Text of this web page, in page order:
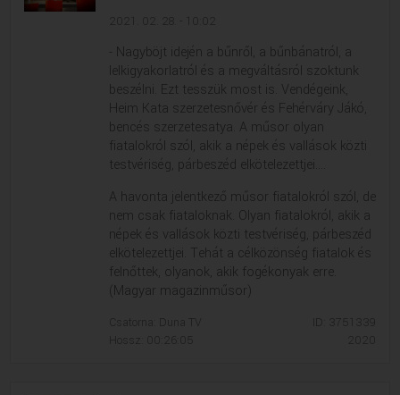
- Nagyböjt idején a bűnről, a bűnbánatról, a
lelkigyakorlatról és a megváltásról szoktunk
beszélni. Ezt tesszük most is. Vendégeink,
Heim Kata szerzetesnővér és Fehérváry Jákó,
bencés szerzetesatya. A műsor olyan
fiatalokról szól, akik a népek és vallások közti
testvériség, párbeszéd elkötelezettjei....
A havonta jelentkező műsor fiatalokról szól, de
nem csak fiataloknak. Olyan fiatalokról, akik a
népek és vallások közti testvériség, párbeszéd
elkötelezettjei. Tehát a célközönség fiatalok és
felnőttek, olyanok, akik fogékonyak erre.
(Magyar magazinműsor)
Csatorna: Duna TV
Hossz: 00:26:05
ID: 3751339